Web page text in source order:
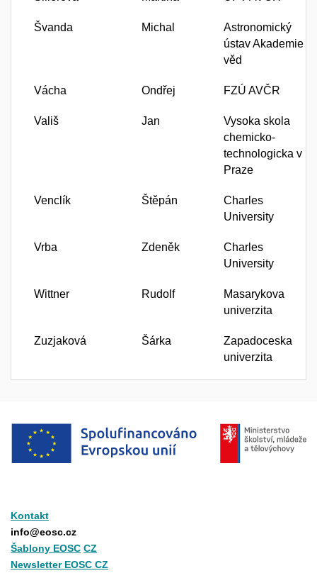
Švanda Michal
Astronomický
ústav Akademie
věd
Vácha Ondřej FZÚ AVČR
Vališ Jan
Vysoka skola
chemicko-
technologicka v
Praze
Venclík Štěpán
Charles
University
Vrba Zdeněk
Charles
University
Wittner Rudolf
Masarykova
univerzita
Zuzjaková Šárka
Zapadoceska
univerzita
Kontakt
info@eosc.cz
Šablony EOSC CZ
Newsletter EOSC CZ